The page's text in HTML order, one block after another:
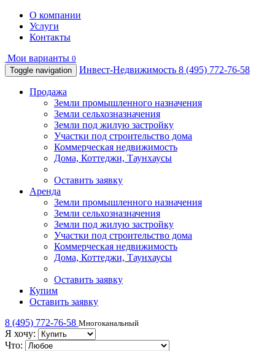
О компании
Услуги
Контакты
Мои варианты 0
Toggle navigation
Инвест-Недвижимость 8 (495) 772-76-58
Продажа
Земли промышленного назначения
Земли сельхозназначения
Земли под жилую застройку
Участки под строительство дома
Коммерческая недвижимость
Дома, Коттеджи, Таунхаусы
Оставить заявку
Аренда
Земли промышленного назначения
Земли сельхозназначения
Земли под жилую застройку
Участки под строительство дома
Коммерческая недвижимость
Дома, Коттеджи, Таунхаусы
Оставить заявку
Купим
Оставить заявку
8 (495) 772-76-58 Многоканальный
Я хочу:
Что: